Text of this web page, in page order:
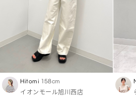
Hitomi 158cm
イオンモール旭川西店